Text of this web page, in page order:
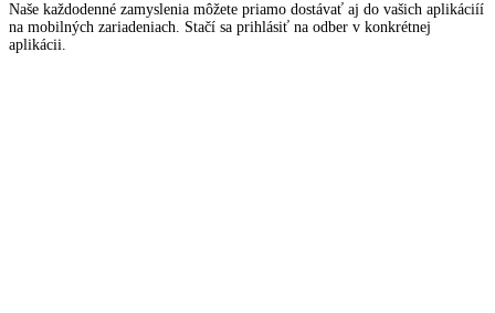
Naše každodenné zamyslenia môžete priamo dostávať aj do vašich aplikáciíí
na mobilných zariadeniach. Stačí sa prihlásiť na odber v konkrétnej
aplikácii.